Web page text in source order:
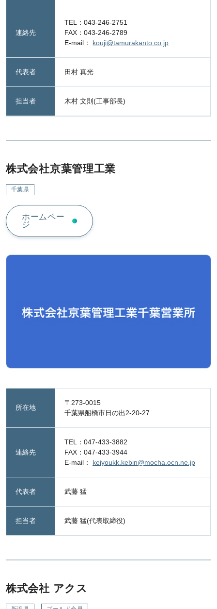
連絡先
TEL：043-246-2751
FAX：043-246-2789
E-mail： kouji@tamurakanto.co.jp
代表者 田村 真光
担当者 木村 文則(工事部長)
株式会社京葉管理工業
千葉県
ホームペー
ジ
所在地
〒273-0015
千葉県船橋市日の出2-20-27
連絡先
TEL：047-433-3882
FAX：047-433-3944
E-mail： keiyoukk.kebin@mocha.ocn.ne.jp
代表者 武藤 猛
担当者 武藤 猛(代表取締役)
株式会社 アクス